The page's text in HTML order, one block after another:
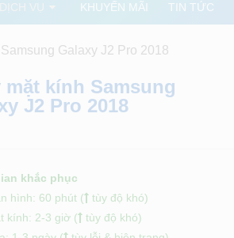
DỊCH VỤ KHUYẾN MÃI TIN TỨC
Galaxy J2 Pro 2018
mặt kính Samsung
J2 Pro 2018
khắc phục
hình: 60 phút (
tùy độ khó)
kính: 2-3 giờ (
tùy độ khó)